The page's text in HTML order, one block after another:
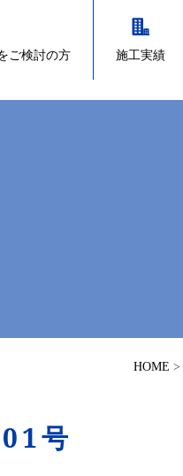
ご検討の方 施工実績
HOME >
号